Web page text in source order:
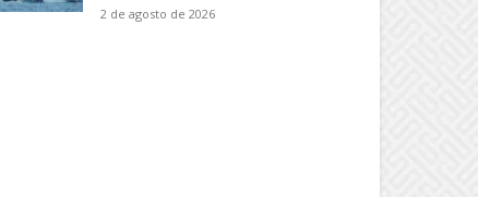
2 de agosto de 2026